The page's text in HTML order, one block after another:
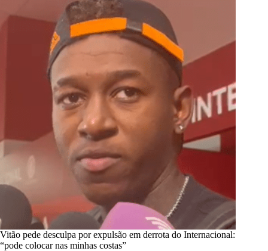
Vitão pede desculpa por expulsão em derrota do Internacional:
“pode colocar nas minhas costas”